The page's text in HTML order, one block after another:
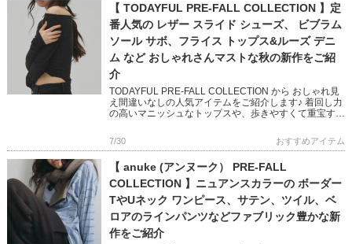
【 TODAYFUL PRE-FALL COLLECTION 】定
番人気の レザー スライド シューズ、 ビブラム
ソール サボ、フライス トップス&ルーズ デニ
ム など おしゃれさんマストな秋の新作をご紹
介
TODAYFUL PRE-FALL COLLECTION から おしゃれ見
え間違いなしの人気アイテムをご紹介します♪ 着回し力
の高いマニッシュなトップスや、歩きやすくて重宝する
7/30 おすすめアイテム
【 anuke (アンヌーク） PRE-FALL
COLLECTION 】ニュアンスカラーの ボーダー
TやUネック ワンピース、サテン、ツイル、ベ
ロアのラインパンツなどファブリック豊かな新
作をご紹介